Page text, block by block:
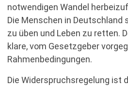
notwendigen Wandel
Die Menschen in Deutschland
zu üben und Leben zu retten.
klare, vom Gesetzgeber
Rahmenbedingungen.
Die Widerspruchsregelung ist